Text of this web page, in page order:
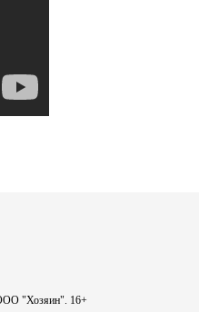
ООО "Хозяин". 16+